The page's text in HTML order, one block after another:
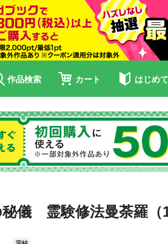
作品検索 カート はじめ
儀 霊験修法曼荼羅（1